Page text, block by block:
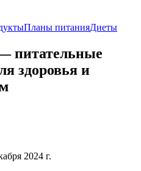
Планы питанияДиеты
питательные
здоровья и
2024 г.